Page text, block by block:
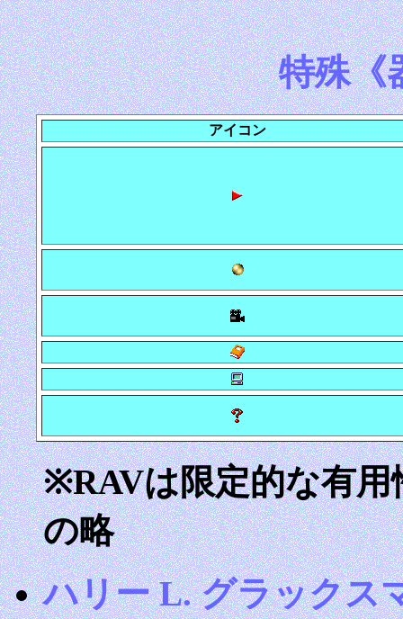
特殊《
アイコン
※RAVは限定的な有用
の略
ハリー L. グラックス